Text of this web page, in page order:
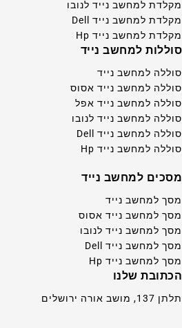
מקלדת למחשב נייד לנובו
מקלדת למחשב נייד Dell
מקלדת למחשב נייד Hp
סוללות למחשב נייד
סוללה למחשב נייד
סוללה למחשב נייד אסוס
סוללה למחשב נייד אפל
סוללה למחשב נייד לנובו
סוללה למחשב נייד Dell
סוללה למחשב נייד Hp
מסכים למחשב נייד
מסך למחשב נייד
מסך למחשב נייד אסוס
מסך למחשב נייד לנובו
מסך למחשב נייד Dell
מסך למחשב נייד Hp
הכתובת שלנו
תלתן 137, מושב אורה ירושלים